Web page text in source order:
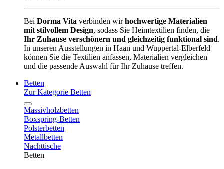
Bei Dorma Vita verbinden wirhochwertige Materialien
mit stilvollem Design, sodass Sie Heimtextilien finden, die
Ihr Zuhause verschönern und gleichzeitig funktional sind.
In unseren Ausstellungen in Haan und Wuppertal-Elberfeld
können Sie die Textilien anfassen, Materialien vergleichen
und die passende Auswahl für Ihr Zuhause treffen.
Betten
Zur Kategorie Betten
Massivholzbetten
Boxspring-Betten
Polsterbetten
Metallbetten
Nachttische
Betten